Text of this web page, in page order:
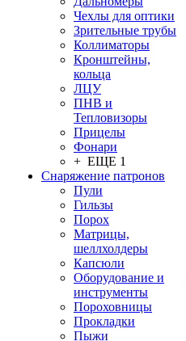
Чехлы для оптики
Зрительные трубы
Коллиматоры
Кронштейны,
кольца
ЛЦУ
ПНВ и
Тепловизоры
Прицелы
Фонари
+ ЕЩЕ 1
Снаряжение патронов
Пули
Гильзы
Порох
Матрицы,
шеллхолдеры
Капсюли
Оборудование и
инструменты
Пороховницы
Прокладки
Пыжи